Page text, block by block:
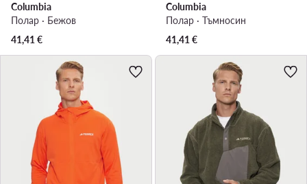
Columbia
Полар · Бежов
41,41 €
Columbia
Полар · Тъмносин
41,41 €